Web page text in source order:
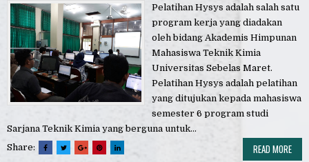
Pelatihan Hysys adalah salah satu
program kerja yang diadakan
oleh bidang Akademis Himpunan
Mahasiswa Teknik Kimia
Universitas Sebelas Maret.
Pelatihan Hysys adalah pelatihan
yang ditujukan kepada mahasiswa
semester 6 program studi
Sarjana Teknik Kimia yang berguna untuk...
Share:
READ MORE